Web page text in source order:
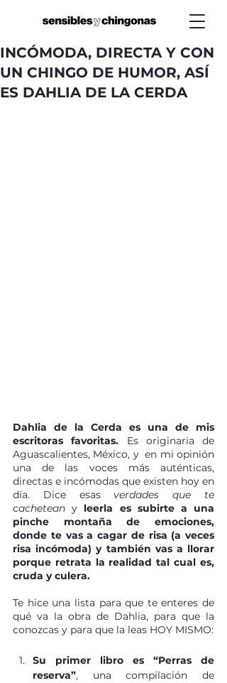
INCÓMODA, DIRECTA Y CON
UN CHINGO DE HUMOR, ASÍ
ES DAHLIA DE LA CERDA
Dahlia de la Cerda es una de mis
escritoras favoritas. Es originaria de
Aguascalientes, México, y  en mi opinión
una de las voces más auténticas,
directas e incómodas que existen hoy en
día. Dice esas verdades que te
cachetean y leerla es subirte a una
pinche montaña de emociones,
donde te vas a cagar de risa (a veces
risa incómoda) y también vas a llorar
porque retrata la realidad tal cual es,
cruda y culera.
Te hice una lista para que te enteres de
qué va la obra de Dahlia, para que la
Su primer libro es “Perras de
reserva”